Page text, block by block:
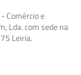
Comércio e
Lda. com sede na
Leiria.